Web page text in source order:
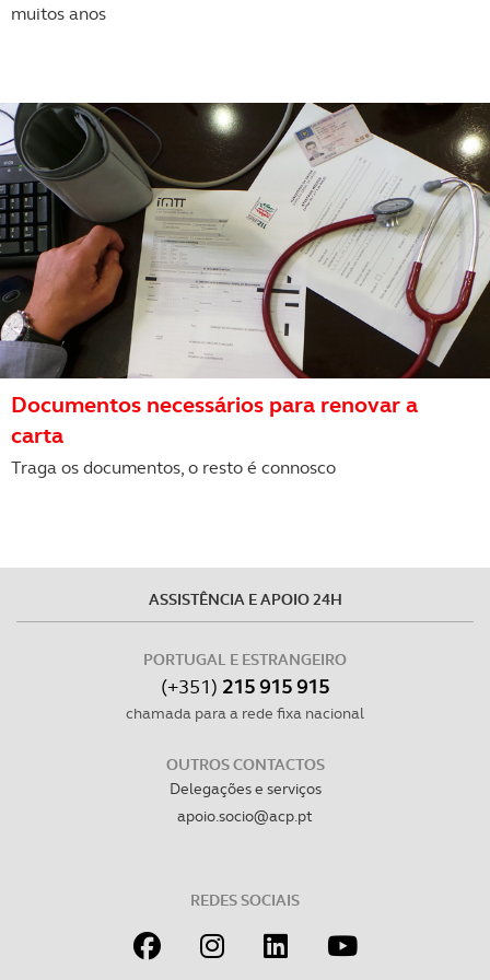
muitos anos
Documentos necessários para renovar a
carta
Traga os documentos, o resto é connosco
ASSISTÊNCIA E APOIO 24H
PORTUGAL E ESTRANGEIRO
(+351) 215 915 915
chamada para a rede fixa nacional
OUTROS CONTACTOS
Delegações e serviços
apoio.socio@acp.pt
REDES SOCIAIS